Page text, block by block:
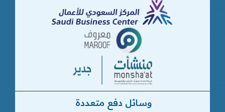
وسائل دفع متعددة